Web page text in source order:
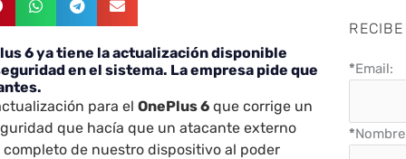
6 ya tiene la actualización disponible
en el sistema. La empresa pide que
para elOnePlus 6 que corrige un
que hacía que un atacante externo
de nuestro dispositivo al poder
*Email:
*